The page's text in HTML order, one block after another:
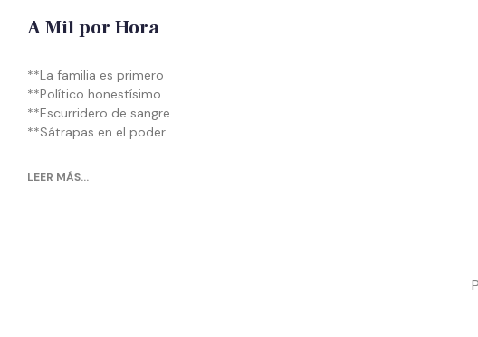
A Mil por Hora
**La familia es primero
**Político honestísimo
**Escurridero de sangre
**Sátrapas en el poder
LEER MÁS...